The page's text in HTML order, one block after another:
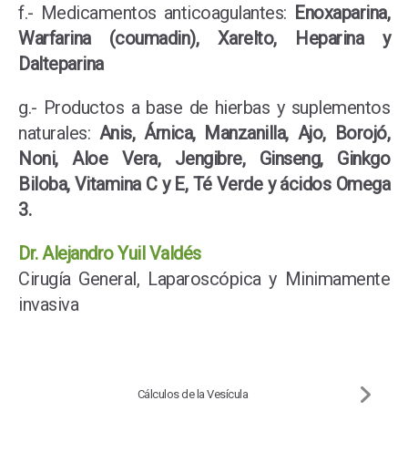
f.- Medicamentos anticoagulantes: Enoxaparina,
Warfarina (coumadin), Xarelto, Heparina y
Dalteparina
g.- Productos a base de hierbas y suplementos
naturales: Anis, Árnica, Manzanilla, Ajo, Borojó,
Noni, Aloe Vera, Jengibre, Ginseng, Ginkgo
Biloba, Vitamina C y E, Té Verde y ácidos Omega
3.
Dr. Alejandro Yuil Valdés
Cirugía General, Laparoscópica y Minimamente
invasiva
Cálculos de la Vesícula